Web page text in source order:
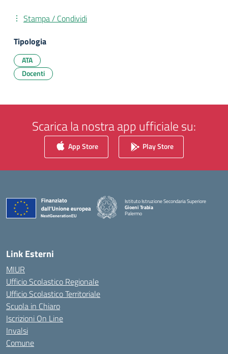
Stampa / Condividi
Tipologia
ATA
Docenti
Scarica la nostra app ufficiale su:
App Store Play Store
Istituto Istruzione Secondaria Superiore
Gioeni Trabia
Palermo
Link Esterni
MIUR
Ufficio Scolastico Regionale
Ufficio Scolastico Territoriale
Scuola in Chiaro
Iscrizioni On Line
Invalsi
Comune